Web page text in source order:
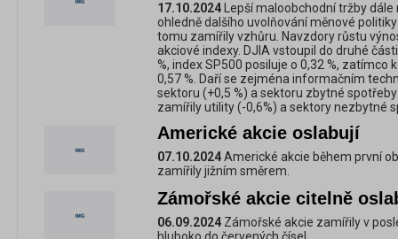
17.10.2024 Lepší maloobchodní tržby
ohledně dalšího uvolňování měnové
tomu zamířily vzhůru. Navzdory růstu
akciové indexy. DJIA vstoupil do druhé
%, index SP500 posiluje o 0,32 %, zatímco
0,57 %. Daří se zejména informačním
sektoru (+0,5 %) a sektoru zbytné
zamířily utility (-0,6%) a sektory nezbytné
Americké akcie oslabují
07.10.2024Americké akcie během první
zamířily jižním směrem.
Zámořské akcie citelně
06.09.2024 Zámořské akcie zamířily v